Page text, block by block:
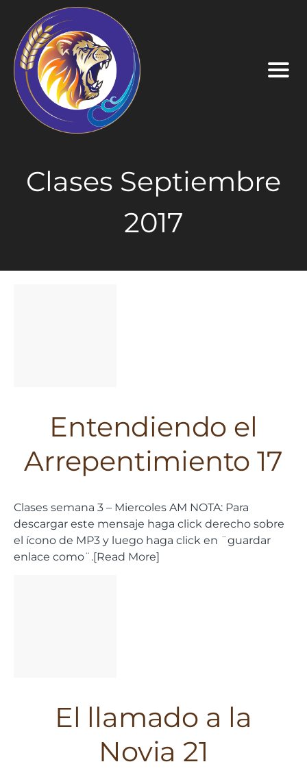
Clases Septiembre
2017
Entendiendo el
Arrepentimiento 17
Clases semana 3 – Miercoles AM NOTA: Para
descargar este mensaje haga click derecho sobre
el ícono de MP3 y luego haga click en ¨guardar
enlace como¨.[Read More]
El llamado a la
Novia 21